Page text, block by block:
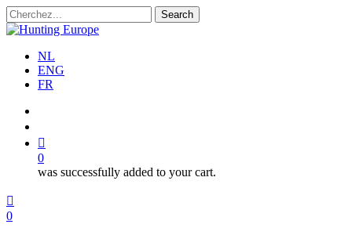
Skip
to
content
Search
Close
NL
ENG
FR
0
was successfully added to your cart.
Menu
search
account
0